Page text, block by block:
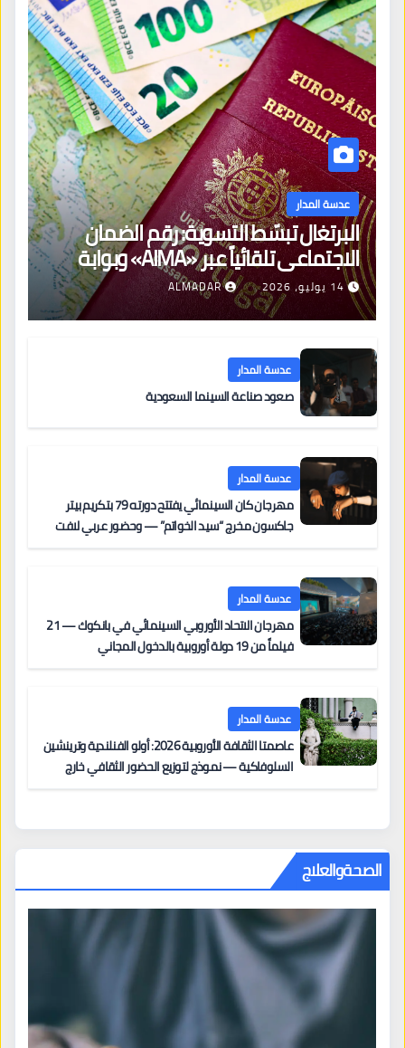
عدسة المدار
البرتغال تبسّط التسوية: رقم الضمان
الاجتماعي تلقائياً عبر «AIMA» وبوابة
جديدة لتجديد الإقامات
14 يوليو، 2026 ALMADAR
عدسة المدار
صعود صناعة السينما السعودية
عدسة المدار
مهرجان كان السينمائي يفتتح دورته 79 بتكريم بيتر
جاكسون مخرج “سيد الخواتم” — وحضور عربي لافت
عدسة المدار
مهرجان الاتحاد الأوروبي السينمائي في بانكوك — 21
فيلماً من 19 دولة أوروبية بالدخول المجاني
عدسة المدار
عاصمتا الثقافة الأوروبية 2026: أولو الفنلندية وترينشين
السلوفاكية — نموذج لتوزيع الحضور الثقافي خارج
الصحةوالعلاج